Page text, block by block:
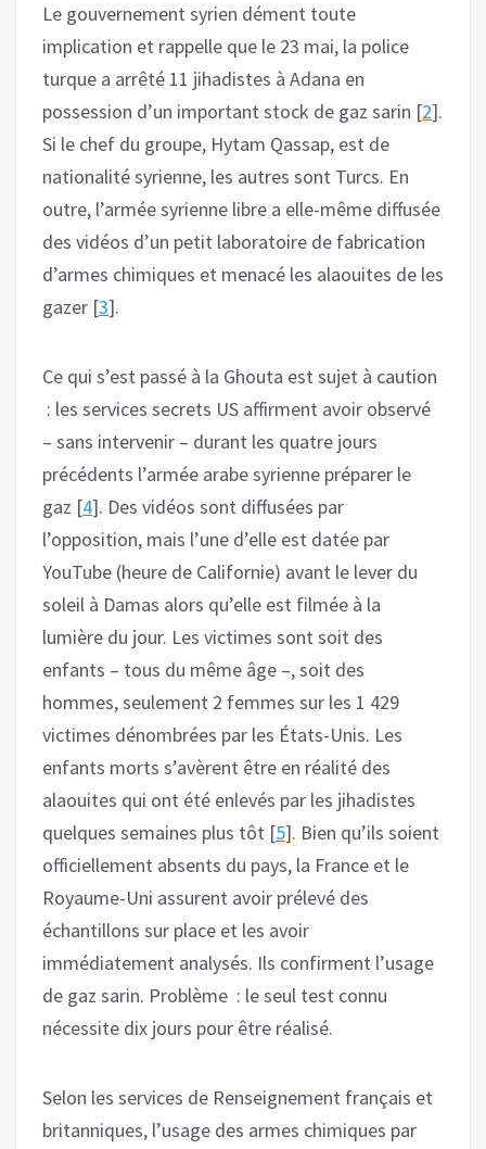
Le gouvernement syrien dément toute
implication et rappelle que le 23 mai, la police
turque a arrêté 11 jihadistes à Adana en
possession d’un important stock de gaz sarin [2].
Si le chef du groupe, Hytam Qassap, est de
nationalité syrienne, les autres sont Turcs. En
outre, l’armée syrienne libre a elle-même diffusée
des vidéos d’un petit laboratoire de fabrication
d’armes chimiques et menacé les alaouites de les
gazer [3].
Ce qui s’est passé à la Ghouta est sujet à caution
: les services secrets US affirment avoir observé
– sans intervenir – durant les quatre jours
précédents l’armée arabe syrienne préparer le
gaz [4]. Des vidéos sont diffusées par
l’opposition, mais l’une d’elle est datée par
YouTube (heure de Californie) avant le lever du
soleil à Damas alors qu’elle est filmée à la
lumière du jour. Les victimes sont soit des
enfants – tous du même âge –, soit des
hommes, seulement 2 femmes sur les 1 429
victimes dénombrées par les États-Unis. Les
enfants morts s’avèrent être en réalité des
alaouites qui ont été enlevés par les jihadistes
quelques semaines plus tôt [5]. Bien qu’ils soient
officiellement absents du pays, la France et le
Royaume-Uni assurent avoir prélevé des
échantillons sur place et les avoir
immédiatement analysés. Ils confirment l’usage
de gaz sarin. Problème : le seul test connu
nécessite dix jours pour être réalisé.
Selon les services de Renseignement français et
britanniques, l’usage des armes chimiques par